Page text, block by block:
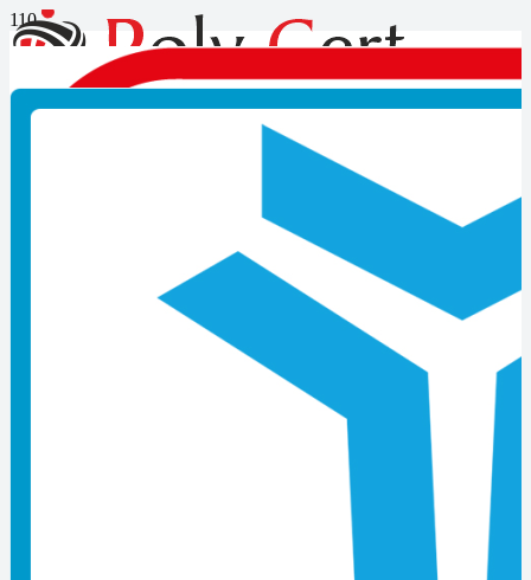
Elektro-Mekanik Montaj İşçisi-
seviye 4 mesleki yeterlilik
belgesi gerekir mi?
Elektro-Mekanik Montaj İşçisi-seviye 4 mesleki yeterlilik belgesi
Elektrikli, elektro-mekanik veya elektronik cihazların ve makinelerin
uygun araç, gereç ve malzeme ile yapılan montaj işlemlerini
gerçekleştirecek işletme/kurumlara nitelikli personel sağlanması, bu
faaliyetlerin eğitim almış ve nitelik kazandırılmış kişiler tarafından
yürütülmesi ve çalışmalarda kalitenin artırılması için;
Adayların sahip olması gereken nitelikleri, bilgi, beceri ve